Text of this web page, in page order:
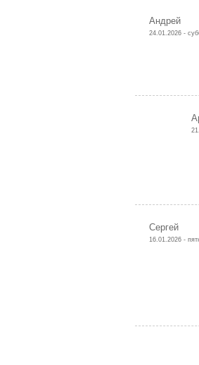
Андрей
24.01.2026 -
Сергей
16.01.2026 -